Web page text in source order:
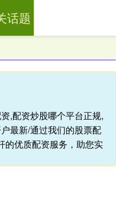
,配资炒股哪个平台正规,
最新/通过我们的股票配
的优质配资服务，助您实
话题